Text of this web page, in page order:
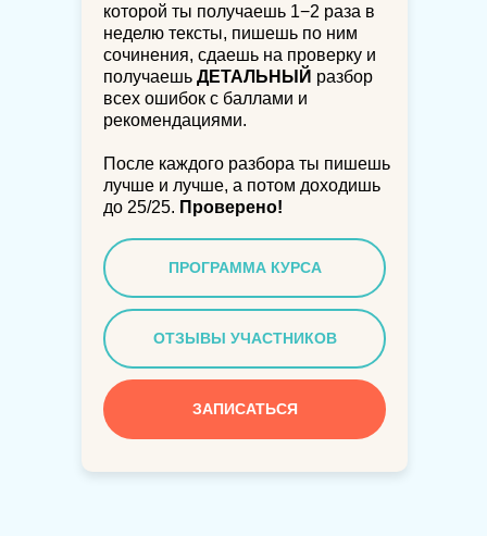
которой ты получаешь 1−2 раза в
неделю тексты, пишешь по ним
сочинения, сдаешь на проверку и
получаешь ДЕТАЛЬНЫЙ разбор
всех ошибок с баллами и
рекомендациями.
После каждого разбора ты пишешь
лучше и лучше, а потом доходишь
до 25/25. Проверено!
ПРОГРАММА КУРСА
ОТЗЫВЫ УЧАСТНИКОВ
ЗАПИСАТЬСЯ